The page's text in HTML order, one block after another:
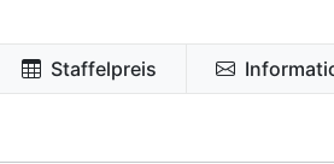
Staffelpreis